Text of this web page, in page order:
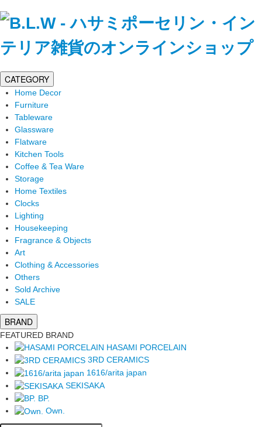
CATEGORY
Home Decor
Furniture
Tableware
Glassware
Flatware
Kitchen Tools
Coffee & Tea Ware
Storage
Home Textiles
Clocks
Lighting
Housekeeping
Fragrance & Objects
Art
Clothing & Accessories
Others
Sold Archive
SALE
BRAND
FEATURED BRAND
HASAMI PORCELAIN
3RD CERAMICS
1616/arita japan
SEKISAKA
BP.
Own.